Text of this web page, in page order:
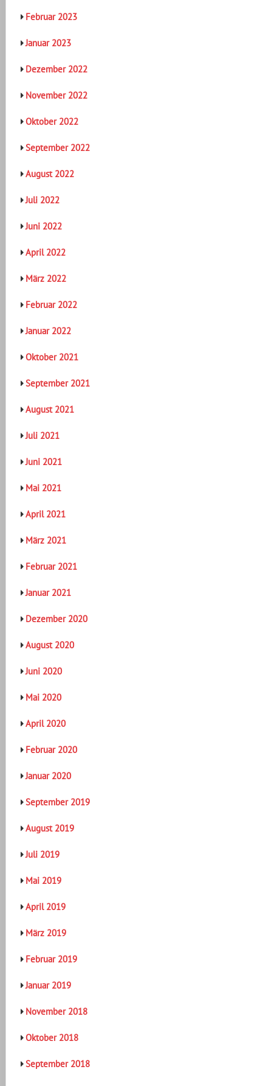
Februar 2023
Januar 2023
Dezember 2022
November 2022
Oktober 2022
September 2022
August 2022
Juli 2022
Juni 2022
April 2022
März 2022
Februar 2022
Januar 2022
Oktober 2021
September 2021
August 2021
Juli 2021
Juni 2021
Mai 2021
April 2021
März 2021
Februar 2021
Januar 2021
Dezember 2020
August 2020
Juni 2020
Mai 2020
April 2020
Februar 2020
Januar 2020
September 2019
August 2019
Juli 2019
Mai 2019
April 2019
März 2019
Februar 2019
Januar 2019
November 2018
Oktober 2018
September 2018